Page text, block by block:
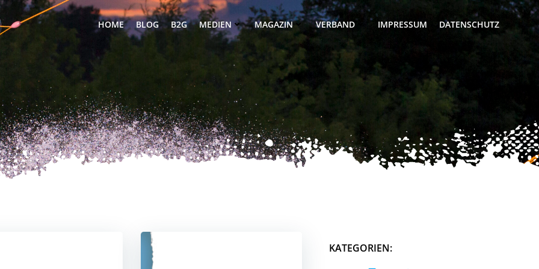
HOME BLOG B2G MEDIEN MAGAZIN VERBAND IMPRESSUM DATENSCHUTZ
KATEGORIEN: